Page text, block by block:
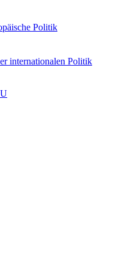
Politik
internationalen Politik